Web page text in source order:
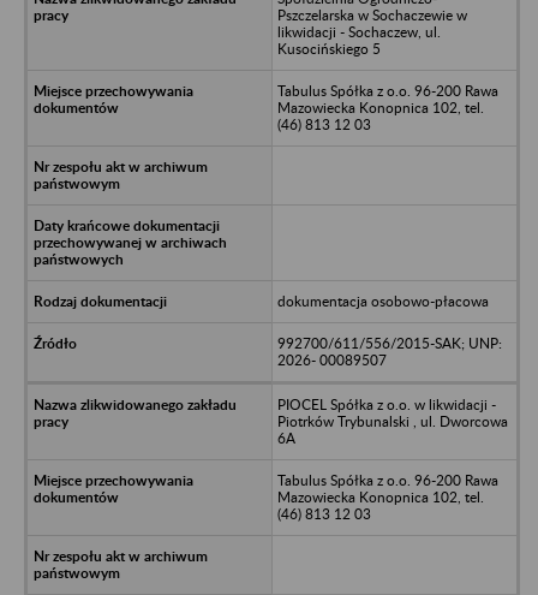
Pszczelarska w Sochaczewie w
likwidacji - Sochaczew, ul.
Kusocińskiego 5
Tabulus Spółka z o.o. 96-200 Rawa
Mazowiecka Konopnica 102, tel.
(46) 813 12 03
dokumentacja osobowo-płacowa
992700/611/556/2015-SAK; UNP:
2026- 00089507
PIOCEL Spółka z o.o. w likwidacji -
Piotrków Trybunalski , ul. Dworcowa
6A
Tabulus Spółka z o.o. 96-200 Rawa
Mazowiecka Konopnica 102, tel.
(46) 813 12 03